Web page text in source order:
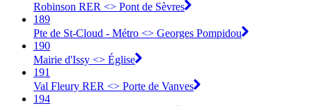
Robinson RER <> Pont de Sèvres
189
Pte de St-Cloud - Métro <> Georges Pompidou
190
Mairie d'Issy <> Église
191
Val Fleury RER <> Porte de Vanves
194